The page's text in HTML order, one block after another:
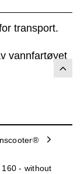
transport.
vannfartøyet
- without